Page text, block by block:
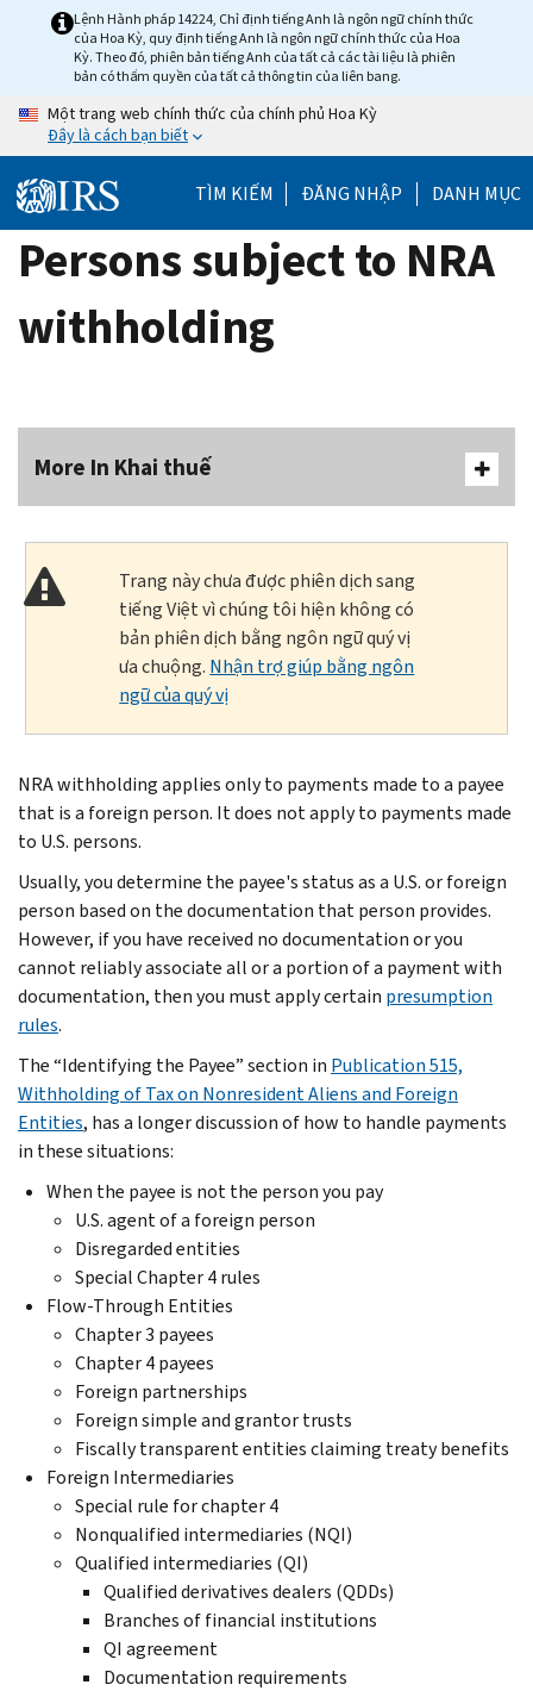
Lệnh Hành pháp 14224, Chỉ định tiếng Anh là ngôn ngữ chính thức
của Hoa Kỳ, quy định tiếng Anh là ngôn ngữ chính thức của Hoa
Kỳ. Theo đó, phiên bản tiếng Anh của tất cả các tài liệu là phiên
bản có thẩm quyền của tất cả thông tin của liên bang.
Một trang web chính thức của chính phủ Hoa Kỳ
Đây là cách bạn biết
TÌM KIẾM ĐĂNG NHẬP DANH MỤC
Persons subject to NRA
withholding
More In Khai thuế
Trang này chưa được phiên dịch sang
tiếng Việt vì chúng tôi hiện không có
bản phiên dịch bằng ngôn ngữ quý vị
ưa chuộng. Nhận trợ giúp bằng ngôn
ngữ của quý vị
NRA withholding applies only to payments made to a payee
that is a foreign person. It does not apply to payments made
to U.S. persons.
Usually, you determine the payee's status as a U.S. or foreign
person based on the documentation that person provides.
However, if you have received no documentation or you
cannot reliably associate all or a portion of a payment with
documentation, then you must apply certain presumption
rules.
The “Identifying the Payee” section in Publication 515,
Withholding of Tax on Nonresident Aliens and Foreign
Entities, has a longer discussion of how to handle payments
in these situations:
When the payee is not the person you pay
U.S. agent of a foreign person
Disregarded entities
Special Chapter 4 rules
Flow-Through Entities
Chapter 3 payees
Chapter 4 payees
Foreign partnerships
Foreign simple and grantor trusts
Fiscally transparent entities claiming treaty benefits
Foreign Intermediaries
Special rule for chapter 4
Nonqualified intermediaries (NQI)
Qualified intermediaries (QI)
Qualified derivatives dealers (QDDs)
Branches of financial institutions
QI agreement
Documentation requirements